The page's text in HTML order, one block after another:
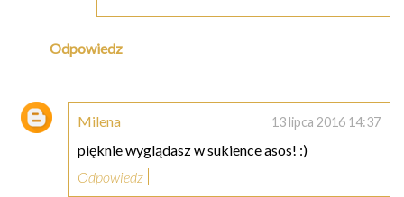
Odpowiedz
Milena 13 lipca 2016 14:37
pięknie wyglądasz w sukience asos! :)
Odpowiedz